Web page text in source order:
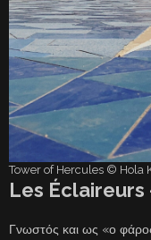
Tower of Hercules © Hola
Les Éclaireurs
Γνωστός και ως «ο